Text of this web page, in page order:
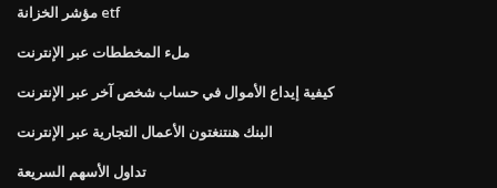
مؤشر الخزانة etf
ملء المخططات عبر الإنترنت
كيفية إيداع الأموال في حساب شخص آخر عبر الإنترنت
البنك هنتنغتون الأعمال التجارية عبر الإنترنت
تداول الأسهم السريعة